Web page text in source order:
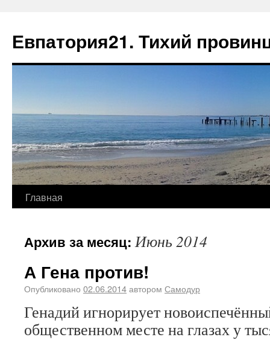
Евпатория21. Тихий
Главная
Архив за месяц:Июнь 2014
А Гена против!
Опубликовано 02.06.2014автором Самодур
Генадий игнорирует
общественном месте на глазах у